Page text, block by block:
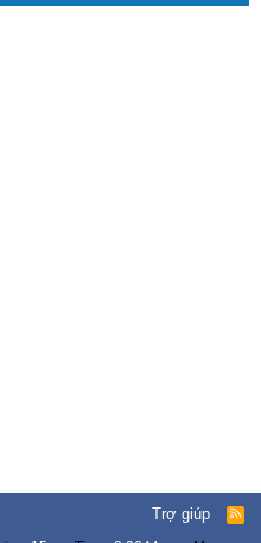
Trợ giúp
R